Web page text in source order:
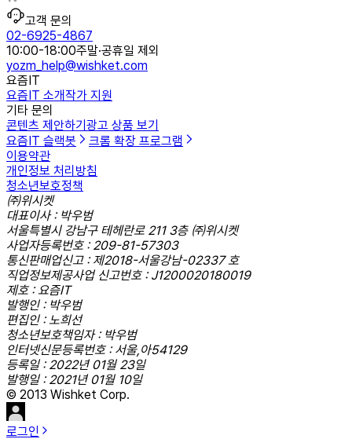
고객 문의
02-6925-4867
10:00-18:00주말·공휴일 제외
yozm_help@wishket.com
요즘IT
요즘IT 소개작가 지원
기타 문의
콘텐츠 제안하기 광고 상품 보기
요즘IT 슬랙봇
크롬 확장 프로그램
이용약관
개인정보 처리방침
청소년보호정책
㈜위시켓
대표이사 : 박우범
서울특별시 강남구 테헤란로 211 3층 ㈜위시켓
사업자등록번호 : 209-81-57303
통신판매업신고 : 제2018-서울강남-02337 호
직업정보제공사업 신고번호 : J1200020180019
제호 : 요즘IT
발행인 : 박우범
편집인 : 노희선
청소년보호책임자 : 박우범
인터넷신문등록번호 : 서울,아54129
등록일 : 2022년 01월 23일
발행일 : 2021년 01월 10일
© 2013 Wishket Corp.
로그인